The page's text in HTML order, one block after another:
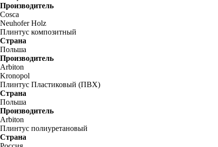
Производитель
Cosca
Neuhofer Holz
Плинтус композитный
Страна
Польша
Производитель
Arbiton
Kronopol
Плинтус Пластиковый (ПВХ)
Страна
Польша
Производитель
Arbiton
Плинтус полиуретановый
Страна